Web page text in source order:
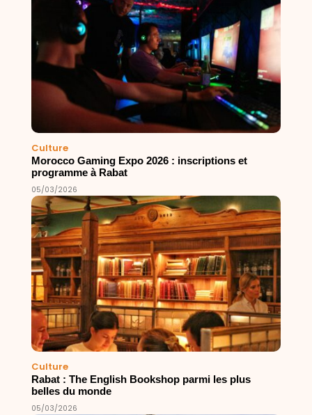
Culture
Morocco Gaming Expo 2026 : inscriptions et
programme à Rabat
05/03/2026
Culture
Rabat : The English Bookshop parmi les plus
belles du monde
05/03/2026